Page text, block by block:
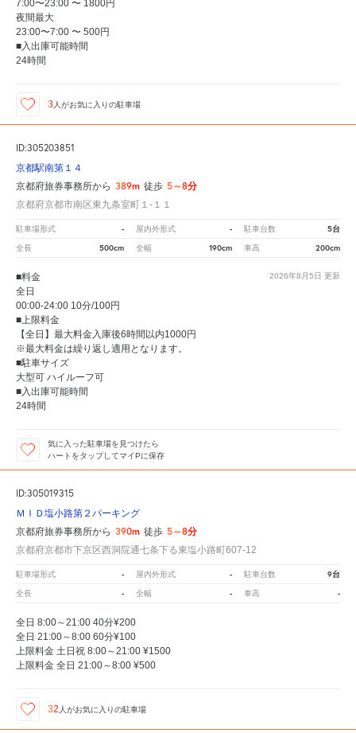
7:00〜23:00 〜 1800円
夜間最大
23:00〜7:00 〜 500円
■入出庫可能時間
24時間
3人がお気に入りの駐車場
ID:305203851
京都駅南第１４
京都府旅券事務所から 389m 徒歩 5～8分
京都府京都市南区東九条室町１‐１１
駐車場形式 - 屋内外形式 - 駐車台数 5台
全長 500cm 全幅 190cm 車高 200cm
2026年8月5日 更新
■料金
全日
00:00-24:00 10分/100円
■上限料金
【全日】最大料金入庫後6時間以内1000円
※最大料金は繰り返し適用となります。
■駐車サイズ
大型可 ハイルーフ可
■入出庫可能時間
24時間
気に入った駐車場を見つけたら
ハートをタップしてマイPに保存
ID:305019315
ＭＩＤ塩小路第２パーキング
京都府旅券事務所から 390m 徒歩 5～8分
京都府京都市下京区西洞院通七条下る東塩小路町607-12
駐車場形式 - 屋内外形式 - 駐車台数 9台
全長 - 全幅 - 車高 -
全日 8:00～21:00 40分¥200
全日 21:00～8:00 60分¥100
上限料金 土日祝 8:00～21:00 ¥1500
上限料金 全日 21:00～8:00 ¥500
32 人がお気に入りの駐車場